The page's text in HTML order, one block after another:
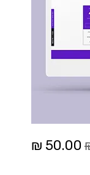
מחיר מבצע